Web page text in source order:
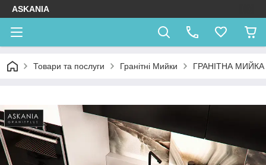
ASKANIA
Товари та послуги Гранітні Мийки ГРАНІТНА МИЙКА